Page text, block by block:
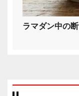
ラマダン中の